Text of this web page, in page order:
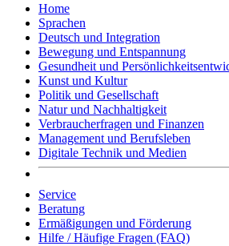
Home
Sprachen
Deutsch und Integration
Bewegung und Entspannung
Gesundheit und
Kunst und Kultur
Politik und Gesellschaft
Natur und Nachhaltigkeit
Verbraucherfragen und Finanzen
Management und Berufsleben
Digitale Technik und Medien
Service
Beratung
Ermäßigungen und Förderung
Hilfe / Häufige Fragen (FAQ)